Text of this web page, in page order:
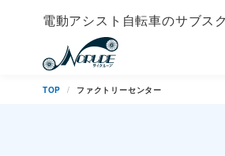
電動アシスト自転車のサブス
TOP ファクトリーセンター